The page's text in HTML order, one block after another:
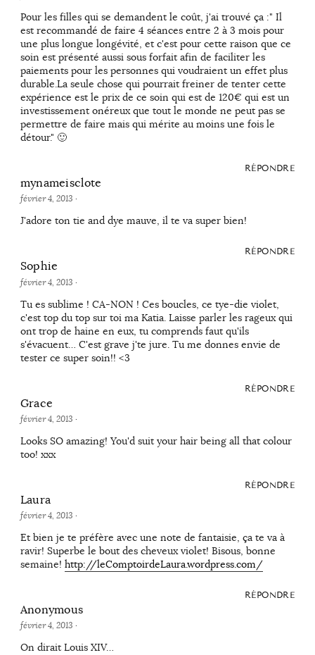
Pour les filles qui se demandent le coût, j'ai trouvé ça :" Il
est recommandé de faire 4 séances entre 2 à 3 mois pour
une plus longue longévité, et c'est pour cette raison que ce
soin est présenté aussi sous forfait afin de faciliter les
paiements pour les personnes qui voudraient un effet plus
durable.La seule chose qui pourrait freiner de tenter cette
expérience est le prix de ce soin qui est de 120€ qui est un
investissement onéreux que tout le monde ne peut pas se
permettre de faire mais qui mérite au moins une fois le
détour." 🙂
RÉPONDRE
mynameisclote
février 4, 2013 ·
J'adore ton tie and dye mauve, il te va super bien!
RÉPONDRE
Sophie
février 4, 2013 ·
Tu es sublime ! CA-NON ! Ces boucles, ce tye-die violet,
c'est top du top sur toi ma Katia. Laisse parler les rageux qui
ont trop de haine en eux, tu comprends faut qu'ils
s'évacuent… C'est grave j'te jure. Tu me donnes envie de
tester ce super soin!! <3
RÉPONDRE
Grace
février 4, 2013 ·
Looks SO amazing! You'd suit your hair being all that colour
too! xxx
RÉPONDRE
Laura
février 4, 2013 ·
Et bien je te préfère avec une note de fantaisie, ça te va à
ravir! Superbe le bout des cheveux violet! Bisous, bonne
semaine! http://leComptoirdeLaura.wordpress.com/
RÉPONDRE
Anonymous
février 4, 2013 ·
On dirait Louis XIV…